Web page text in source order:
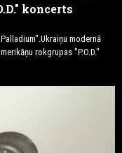
koncerts
modernā
rokgrupas "P.O.D."